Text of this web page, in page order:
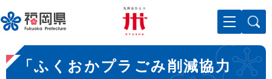
ー
ジ
先
頭
メニューを飛ばして本文へ
本
文
「ふくおかプラごみ削減協力